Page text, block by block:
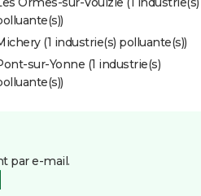
(1 industrie(s) polluante(s))
sur-Yonne (1 industrie(s)
par e-mail.